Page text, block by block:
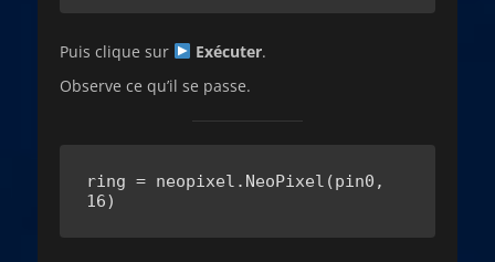
Puis clique sur Exécuter.
Observe ce qu’il se passe.
ring = neopixel.NeoPixel(pin0,
16)